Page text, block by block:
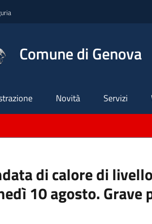
Comune di Genova
Novità Servizi
di calore di
10 agosto. Grave